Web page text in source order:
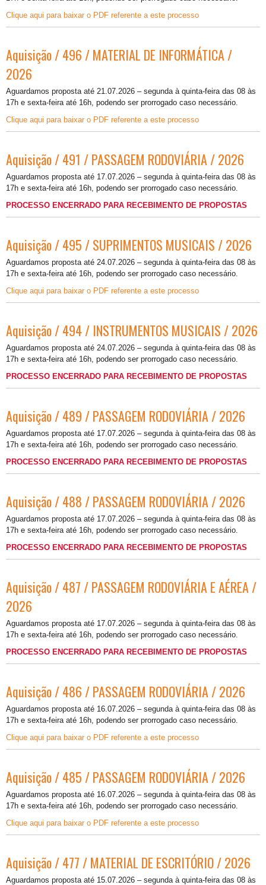
Clique aqui para baixar o PDF referente a este processo
Aquisição / 496 / MATERIAL DE INFORMÁTICA /
2026
Aguardamos proposta até 21.07.2026 – segunda à quinta-feira das 08 às
17h e sexta-feira até 16h, podendo ser prorrogado caso necessário.
Clique aqui para baixar o PDF referente a este processo
Aquisição / 491 / PASSAGEM RODOVIÁRIA / 2026
Aguardamos proposta até 17.07.2026 – segunda à quinta-feira das 08 às
17h e sexta-feira até 16h, podendo ser prorrogado caso necessário.
PROCESSO ENCERRADO PARA RECEBIMENTO DE PROPOSTAS
Aquisição / 495 / SUPRIMENTOS MUSICAIS / 2026
Aguardamos proposta até 24.07.2026 – segunda à quinta-feira das 08 às
17h e sexta-feira até 16h, podendo ser prorrogado caso necessário.
Clique aqui para baixar o PDF referente a este processo
Aquisição / 494 / INSTRUMENTOS MUSICAIS / 2026
Aguardamos proposta até 24.07.2026 – segunda à quinta-feira das 08 às
17h e sexta-feira até 16h, podendo ser prorrogado caso necessário.
PROCESSO ENCERRADO PARA RECEBIMENTO DE PROPOSTAS
Aquisição / 489 / PASSAGEM RODOVIÁRIA / 2026
Aguardamos proposta até 17.07.2026 – segunda à quinta-feira das 08 às
17h e sexta-feira até 16h, podendo ser prorrogado caso necessário.
PROCESSO ENCERRADO PARA RECEBIMENTO DE PROPOSTAS
Aquisição / 488 / PASSAGEM RODOVIÁRIA / 2026
Aguardamos proposta até 17.07.2026 – segunda à quinta-feira das 08 às
17h e sexta-feira até 16h, podendo ser prorrogado caso necessário.
PROCESSO ENCERRADO PARA RECEBIMENTO DE PROPOSTAS
Aquisição / 487 / PASSAGEM RODOVIÁRIA E AÉREA /
2026
Aguardamos proposta até 17.07.2026 – segunda à quinta-feira das 08 às
17h e sexta-feira até 16h, podendo ser prorrogado caso necessário.
PROCESSO ENCERRADO PARA RECEBIMENTO DE PROPOSTAS
Aquisição / 486 / PASSAGEM RODOVIÁRIA / 2026
Aguardamos proposta até 16.07.2026 – segunda à quinta-feira das 08 às
17h e sexta-feira até 16h, podendo ser prorrogado caso necessário.
Clique aqui para baixar o PDF referente a este processo
Aquisição / 485 / PASSAGEM RODOVIÁRIA / 2026
Aguardamos proposta até 16.07.2026 – segunda à quinta-feira das 08 às
17h e sexta-feira até 16h, podendo ser prorrogado caso necessário.
Clique aqui para baixar o PDF referente a este processo
Aquisição / 477 / MATERIAL DE ESCRITÓRIO / 2026
Aguardamos proposta até 15.07.2026 – segunda à quinta-feira das 08 às